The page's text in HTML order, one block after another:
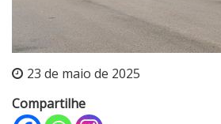
23 de maio de 2025
Compartilhe